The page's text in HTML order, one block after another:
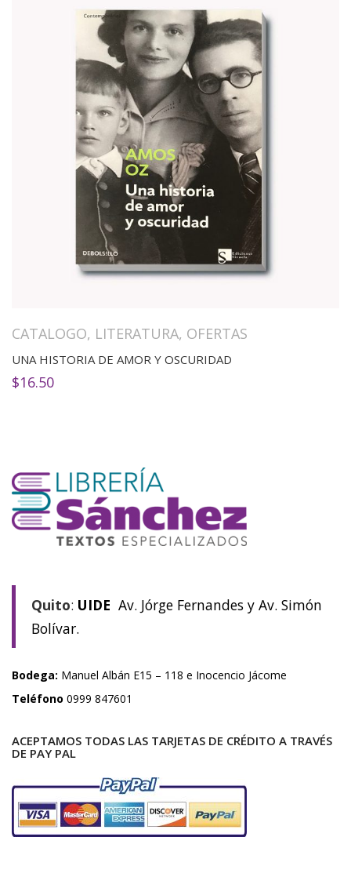
CATALOGO, LITERATURA, OFERTAS
UNA HISTORIA DE AMOR Y OSCURIDAD
$16.50
Quito: UIDE Av. Jórge Fernandes y Av. Simón
Bolívar.
Bodega: Manuel Albán E15 – 118 e Inocencio Jácome
Teléfono 0999 847601
ACEPTAMOS TODAS LAS TARJETAS DE CRÉDITO A TRAVÉS
DE PAY PAL